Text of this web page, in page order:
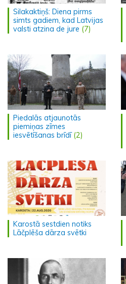
Silakaktiņš: Diena pirms
simts gadiem, kad Latvijas
valsti atzina de jure (7)
Piedalās atjaunotās
piemiņas zīmes
iesvētīšanas brīdī(2)
Karostā sestdien notiks
Lāčplēša dārza svētki